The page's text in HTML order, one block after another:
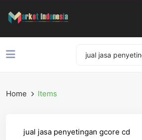
Home Items